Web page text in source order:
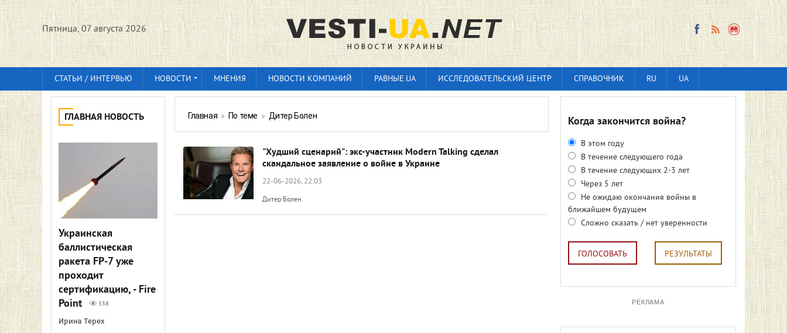
Пятница, 07 августа 2026
СТАТЬИ / ИНТЕРВЬЮ НОВОСТИ МНЕНИЯ НОВОСТИ КОМПАНИЙ РАВНЫЕ.UA ИССЛЕДОВАТЕЛЬСКИЙ ЦЕНТР СПРАВОЧНИК RU UA
ГЛАВНАЯ НОВОСТЬ
Украинская
баллистическая
ракета FP-7 уже
проходит
сертификацию, - Fire
Point
338
Ирина Терех
Главная » По теме » Дитер Болен
"Худший сценарий": экс-участник Modern Talking сделал
скандальное заявление о войне в Украине
22-06-2026, 22:03
Дитер Болен
Когда закончится война?
В этом году
В течение следующего года
В течение следующих 2-3 лет
Через 5 лет
Не ожидаю окончания войны в
ближайшем будущем
Сложно сказать / нет уверенности
ГОЛОСОВАТЬ РЕЗУЛЬТАТЫ
РЕКЛАМА